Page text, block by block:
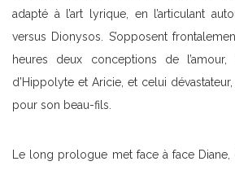
adapté à l’art lyrique, en l’articulant
versus Dionysos. S’opposent
heures deux conceptions de
d’Hippolyte et Aricie, et celui
pour son beau-fils.
Le long prologue met face à face